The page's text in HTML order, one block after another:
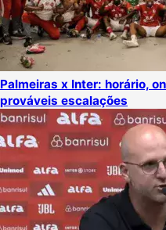
Palmeiras x Inter: horário,
prováveis escalações